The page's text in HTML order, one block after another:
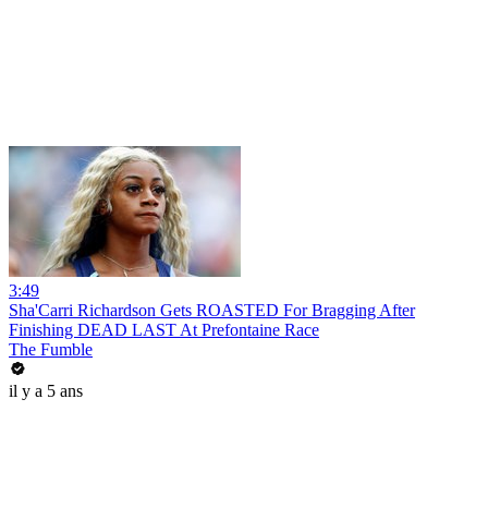
3:49
Sha'Carri Richardson Gets ROASTED For Bragging After
Finishing DEAD LAST At Prefontaine Race
The Fumble
il y a 5 ans